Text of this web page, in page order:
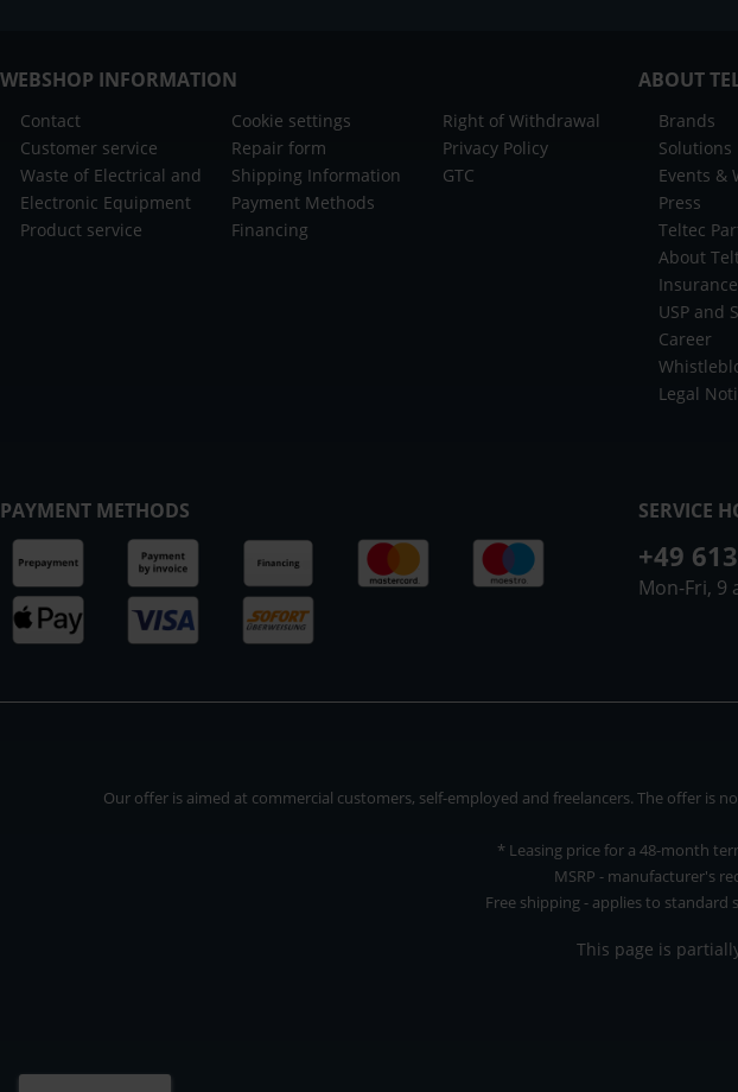
WEBSHOP INFORMATION
Contact
Customer service
Waste of Electrical and
Electronic Equipment
Product service
Cookie settings
Repair form
Shipping Information
Payment Methods
Financing
Right of Withdrawal
Privacy Policy
GTC
ABOUT
Brands
Solutions
Events &
Press
Teltec
About
USP and
Career
Legal
PAYMENT METHODS SERVICE
+49
Mon-Fri, 9
Our offer is aimed at commercial customers, self-employed and freelancers. The offer is
* Leasing price for a 48-month
MSRP - manufacturer's
Free shipping - applies to standard
This page is